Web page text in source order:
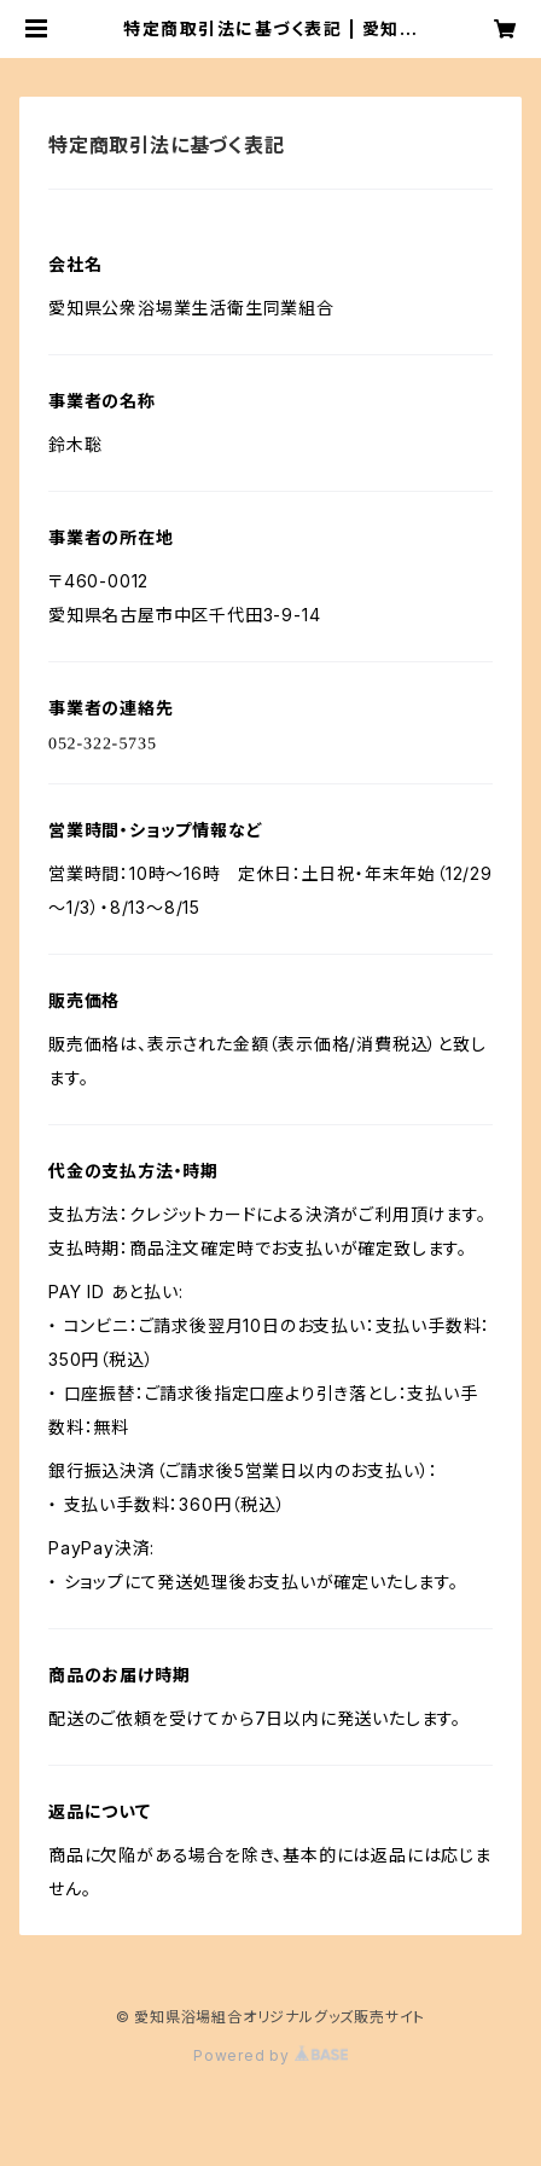
特定商取引法に基づく表記 | 愛知県
特定商取引法に基づく表記
会社名
愛知県公衆浴場業生活衛生同業組合
事業者の名称
鈴木聡
事業者の所在地
〒460-0012
愛知県名古屋市中区千代田3-9-14
事業者の連絡先
営業時間・ショップ情報など
営業時間：10時〜16時 定休日：土日祝・年末年始（12/29
～1/3）・8/13〜8/15
販売価格
販売価格は、表示された金額（表示価格/消費税込）と致し
ます。
代金の支払方法・時期
支払方法：クレジットカードによる決済がご利用頂けます。
支払時期：商品注文確定時でお支払いが確定致します。
PAY ID あと払い:
・ コンビニ：ご請求後翌月10日のお支払い：支払い手数料：
350円（税込）
・ 口座振替：ご請求後指定口座より引き落とし：支払い手
数料：無料
銀行振込決済（ご請求後5営業日以内のお支払い）：
・ 支払い手数料：360円（税込）
PayPay決済:
・ ショップにて発送処理後お支払いが確定いたします。
商品のお届け時期
配送のご依頼を受けてから7日以内に発送いたします。
返品について
商品に欠陥がある場合を除き、基本的には返品には応じま
せん。
© 愛知県浴場組合オリジナルグッズ販売サイト
Powered by